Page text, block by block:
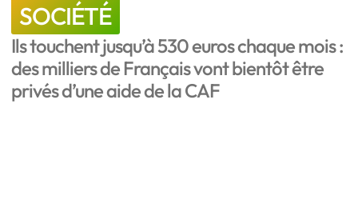
SOCIÉTÉ
Ils touchent jusqu’à 530 euros chaque mois :
des milliers de Français vont bientôt être
privés d’une aide de la CAF